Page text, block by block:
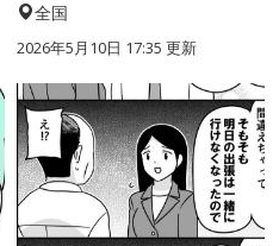
全国
2026年5月10日 17:35 更新